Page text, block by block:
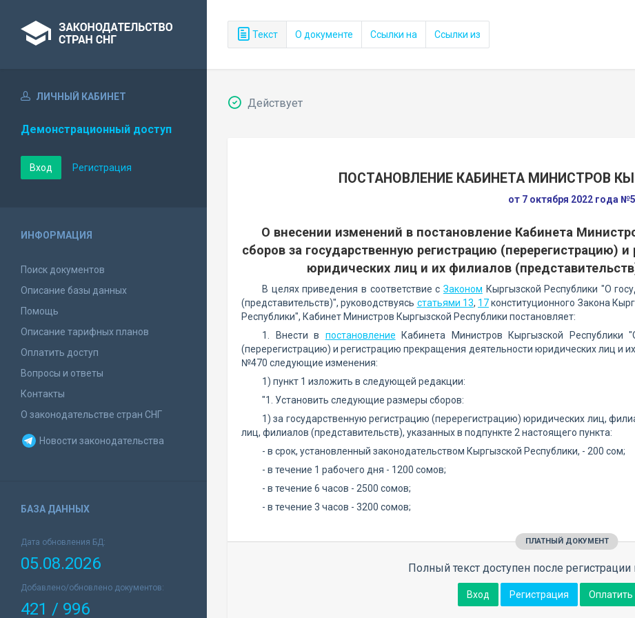
Текст О документе Ссылки на Ссылки из
ЛИЧНЫЙ КАБИНЕТ
Демонстрационный доступ
Вход Регистрация
ИНФОРМАЦИЯ
Поиск документов
Описание базы данных
Помощь
Описание тарифных планов
Оплатить доступ
Вопросы и ответы
Контакты
О законодательстве стран СНГ
Новости законодательства
БАЗА ДАННЫХ
Дата обновления БД:
05.08.2026
Добавлено/обновлено документов:
421 / 996
Действует
ПОСТАНОВЛЕНИЕ КАБИНЕТА МИНИСТРОВ
от 7 октября 2022 года
О внесении изменений в постановление Кабинета
сборов за государственную регистрацию (перерегистрацию)
юридических лиц и их филиалов
В целях приведения в соответствие с Законом Кыргызской Республики "О
(представительств)", руководствуясь статьями 13, 17конституционного Закона
Республики", Кабинет Министров Кыргызской Республики постановляет:
1. Внести в постановление Кабинета Министров Кыргызской Республики
(перерегистрацию) и регистрацию прекращения деятельности юридических лиц и
№470 следующие изменения:
1) пункт 1 изложить в следующей редакции:
"1. Установить следующие размеры сборов:
1) за государственную регистрацию (перерегистрацию) юридических лиц,
лиц, филиалов (представительств), указанных в подпункте 2 настоящего пункта:
- в срок, установленный законодательством Кыргызской Республики, - 200 сом;
- в течение 1 рабочего дня - 1200 сомов;
- в течение 6 часов - 2500 сомов;
- в течение 3 часов - 3200 сомов;
ПЛАТНЫЙ ДОКУМЕНТ
Полный текст доступен после регистрации
Вход Регистрация Оплатить